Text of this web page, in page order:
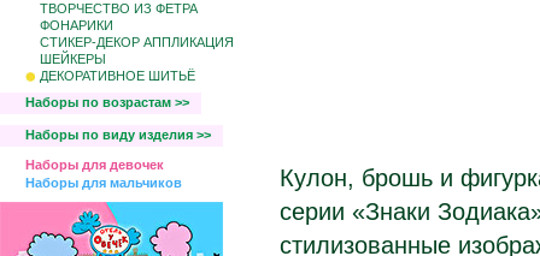
ТВОРЧЕСТВО ИЗ ФЕТРА
ФОНАРИКИ
СТИКЕР-ДЕКОР АППЛИКАЦИЯ
ШЕЙКЕРЫ
ДЕКОРАТИВНОЕ ШИТЬЁ
Наборы по возрастам >>
Наборы по виду изделия >>
Наборы для девочек
Наборы для мальчиков
Кулон, брошь и
серии «Знаки
стилизованные